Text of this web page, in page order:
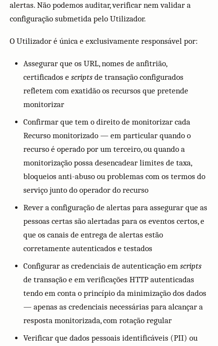
alertas. Não podemos auditar, verificar nem validar a
configuração submetida pelo Utilizador.
O Utilizador é única e exclusivamente responsável por:
Assegurar que os URL, nomes de anfitrião,
certificados e scripts de transação configurados
refletem com exatidão os recursos que pretende
monitorizar
Confirmar que tem o direito de monitorizar cada
Recurso monitorizado — em particular quando o
recurso é operado por um terceiro, ou quando a
monitorização possa desencadear limites de taxa,
bloqueios anti-abuso ou problemas com os termos do
serviço junto do operador do recurso
Rever a configuração de alertas para assegurar que as
pessoas certas são alertadas para os eventos certos, e
que os canais de entrega de alertas estão
corretamente autenticados e testados
Configurar as credenciais de autenticação em scripts
de transação e em verificações HTTP autenticadas
tendo em conta o princípio da minimização dos dados
— apenas as credenciais necessárias para alcançar a
resposta monitorizada, com rotação regular
Verificar que dados pessoais identificáveis (PII) ou